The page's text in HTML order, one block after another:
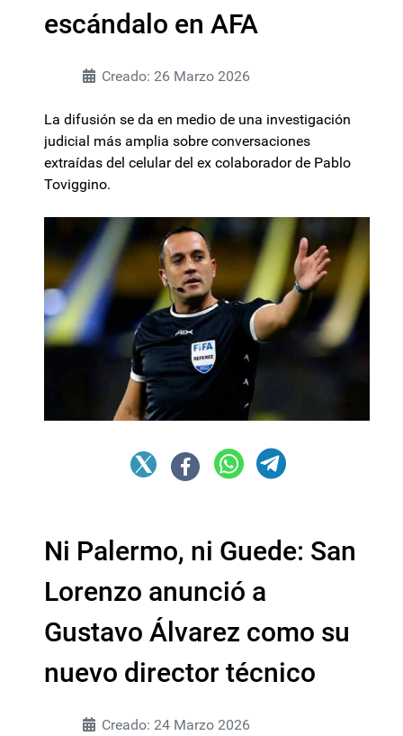
escándalo en AFA
Creado: 26 Marzo 2026
La difusión se da en medio de una investigación
judicial más amplia sobre conversaciones
extraídas del celular del ex colaborador de Pablo
Toviggino.
Ni Palermo, ni Guede: San
Lorenzo anunció a
Gustavo Álvarez como su
nuevo director técnico
Creado: 24 Marzo 2026